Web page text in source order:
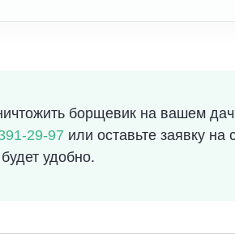
борщевик на вашем
29-97 или оставьте заявку
удобно.